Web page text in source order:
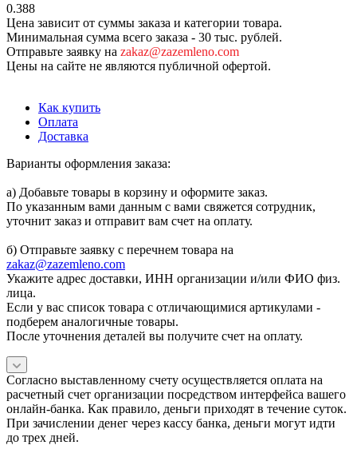
0.388
Цена зависит от суммы заказа и категории товара.
Минимальная сумма всего заказа - 30 тыс. рублей.
Отправьте заявку на zakaz@zazemleno.com
Цены на сайте не являются публичной офертой.
Как купить
Оплата
Доставка
Варианты оформления заказа:
а) Добавьте товары в корзину и оформите заказ.
По указанным вами данным с вами свяжется сотрудник,
уточнит заказ и отправит вам счет на оплату.
б) Отправьте заявку с перечнем товара на
zakaz@zazemleno.com
Укажите адрес доставки, ИНН организации и/или ФИО физ.
лица.
Если у вас список товара с отличающимися артикулами -
подберем аналогичные товары.
После уточнения деталей вы получите счет на оплату.
Согласно выставленному счету осуществляется оплата на
расчетный счет организации посредством интерфейса вашего
онлайн-банка. Как правило, деньги приходят в течение суток.
При зачислении денег через кассу банка, деньги могут идти
до трех дней.